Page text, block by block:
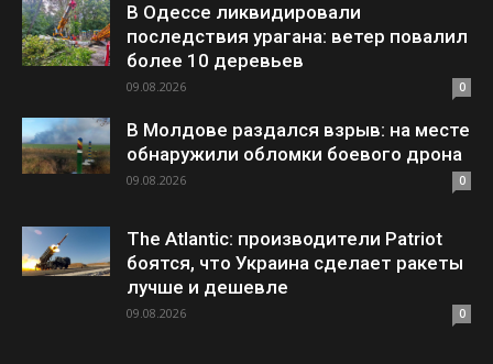
В Одессе ликвидировали
последствия урагана: ветер повалил
более 10 деревьев
09.08.2026 0
В Молдове раздался взрыв: на месте
обнаружили обломки боевого дрона
09.08.2026 0
The Atlantic: производители Patriot
боятся, что Украина сделает ракеты
лучше и дешевле
09.08.2026 0